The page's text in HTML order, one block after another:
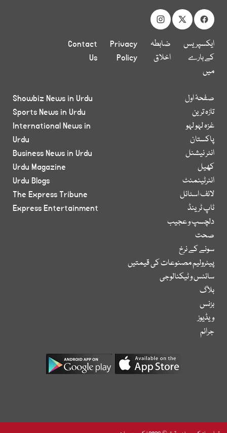
ایکسپریس
کے بارے
میں
ضابطہ
اخلاق
Privacy
Policy
Contact
Us
صفحۂ اول
تازہ ترین
غزہ لہو لہو
پاکستان
انٹر نیشنل
کھیل
انٹرٹینمنٹ
لائف اسٹائل
ٹاپ ٹرینڈ
دلچسپ و عجیب
صحت
سونے کے نرخ
پیٹرولیم مصنوعات کی قیمتیں
سائنس و ٹیکنالوجی
بلاگ
بزنس
ویڈیوز
جرائم
Showbiz News in Urdu
Sports News in Urdu
International News in
Urdu
Business News in Urdu
Urdu Magazine
Urdu Blogs
The Express Tribune
Express Entertainment